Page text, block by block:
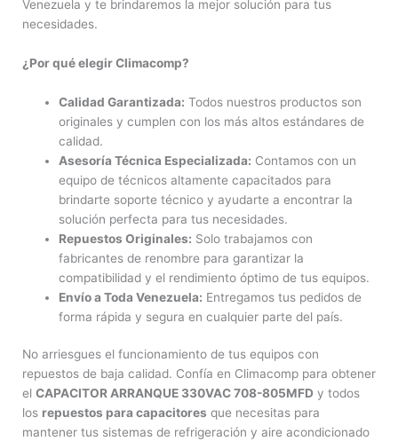
Venezuela y te brindaremos la mejor solución para tus
necesidades.
¿Por qué elegir Climacomp?
Calidad Garantizada: Todos nuestros productos son
originales y cumplen con los más altos estándares de
calidad.
Asesoría Técnica Especializada: Contamos con un
equipo de técnicos altamente capacitados para
brindarte soporte técnico y ayudarte a encontrar la
solución perfecta para tus necesidades.
Repuestos Originales: Solo trabajamos con
fabricantes de renombre para garantizar la
compatibilidad y el rendimiento óptimo de tus equipos.
Envío a Toda Venezuela: Entregamos tus pedidos de
forma rápida y segura en cualquier parte del país.
No arriesgues el funcionamiento de tus equipos con
repuestos de baja calidad. Confía en Climacomp para obtener
el CAPACITOR ARRANQUE 330VAC 708-805MFD y todos
los repuestos para capacitores que necesitas para
mantener tus sistemas de refrigeración y aire acondicionado